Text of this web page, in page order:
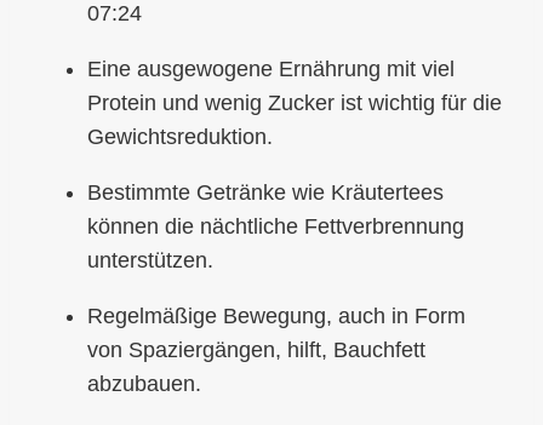
07:24
Eine ausgewogene Ernährung mit viel
Protein und wenig Zucker ist wichtig für die
Gewichtsreduktion.
Bestimmte Getränke wie Kräutertees
können die nächtliche Fettverbrennung
unterstützen.
Regelmäßige Bewegung, auch in Form
von Spaziergängen, hilft, Bauchfett
abzubauen.